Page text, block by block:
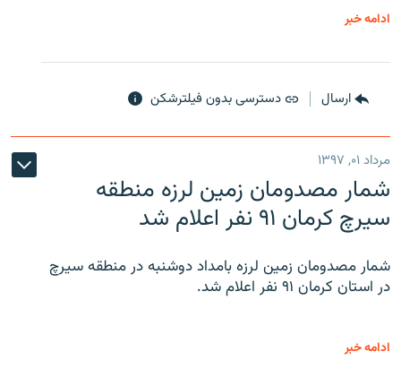
ادامه خبر
ارسال دسترسی بدون فیلترشکن
مرداد ۰۱, ۱۳۹۷
شمار مصدومان زمین لرزه منطقه
سیرچ کرمان ۹۱ نفر اعلام شد
شمار مصدومان زمین لرزه بامداد دوشنبه در منطقه سیرچ
در استان کرمان ۹۱ نفر اعلام شد.
ادامه خبر